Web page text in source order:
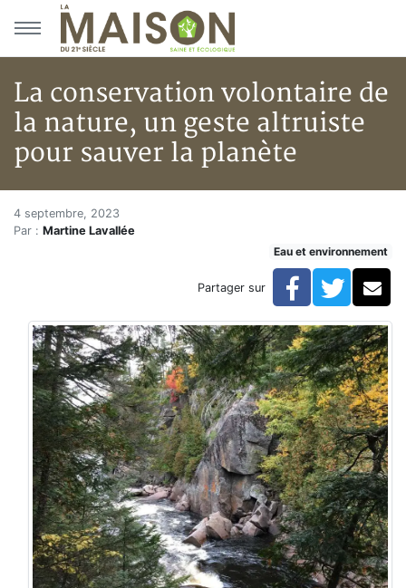
Aller au menu principal
Aller au contenu principal
La conservation volontaire de
la nature, un geste altruiste
pour sauver la planète
Accueil
Articles
La conservation volontaire de la nature, un geste
La conservation volontaire de
4 septembre, 2023
Par : Martine Lavallée
Eau et environnement
Partager sur Facebook